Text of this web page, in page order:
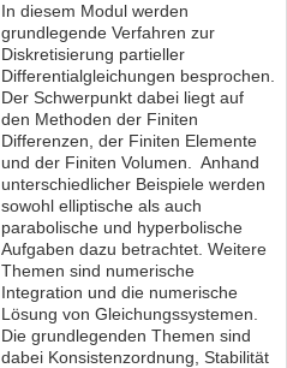
In diesem Modul werden
grundlegende Verfahren zur
Diskretisierung partieller
Differentialgleichungen besprochen.
Der Schwerpunkt dabei liegt auf
den Methoden der Finiten
Differenzen, der Finiten Elemente
und der Finiten Volumen. Anhand
unterschiedlicher Beispiele werden
sowohl elliptische als auch
parabolische und hyperbolische
Aufgaben dazu betrachtet. Weitere
Themen sind numerische
Integration und die numerische
Lösung von Gleichungssystemen.
Die grundlegenden Themen sind
dabei Konsistenzordnung, Stabilität